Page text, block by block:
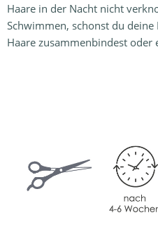
Haare in der Nacht nicht
Schwimmen, schonst du
Haare zusammenbindest oder